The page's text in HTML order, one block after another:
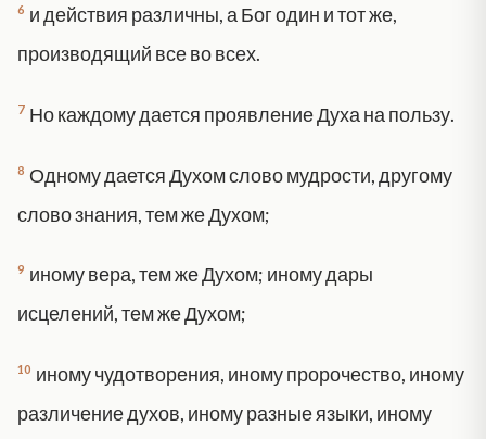
6 и действия различны, а Бог один и тот же,
производящий все во всех.
7 Но каждому дается проявление Духа на пользу.
8 Одному дается Духом слово мудрости, другому
слово знания, тем же Духом;
9 иному вера, тем же Духом; иному дары
исцелений, тем же Духом;
10 иному чудотворения, иному пророчество, иному
различение духов, иному разные языки, иному